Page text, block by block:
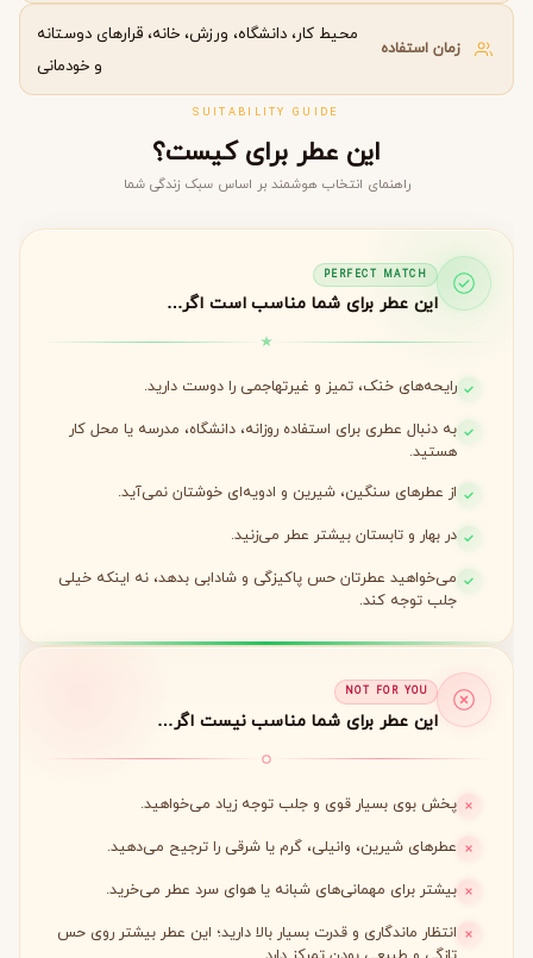
زمان استفاده
محیط کار، دانشگاه، ورزش، خانه، قرارهای دوستانه
و خودمانی
SUITABILITY GUIDE
این عطر برای کیست؟
راهنمای انتخاب هوشمند بر اساس سبک زندگی شما
PERFECT MATCH
این عطر برای شما مناسب است اگر…
رایحه‌های خنک، تمیز و غیرتهاجمی را دوست دارید.
به دنبال عطری برای استفاده روزانه، دانشگاه، مدرسه یا محل کار
هستید.
از عطرهای سنگین، شیرین و ادویه‌ای خوشتان نمی‌آید.
در بهار و تابستان بیشتر عطر می‌زنید.
می‌خواهید عطرتان حس پاکیزگی و شادابی بدهد، نه اینکه خیلی
جلب توجه کند.
NOT FOR YOU
این عطر برای شما مناسب نیست اگر…
پخش بوی بسیار قوی و جلب توجه زیاد می‌خواهید.
عطرهای شیرین، وانیلی، گرم یا شرقی را ترجیح می‌دهید.
بیشتر برای مهمانی‌های شبانه یا هوای سرد عطر می‌خرید.
انتظار ماندگاری و قدرت بسیار بالا دارید؛ این عطر بیشتر روی حس